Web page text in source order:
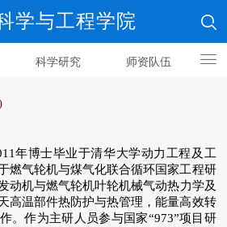
学与工程学院
科学研究 师资队伍
年博士毕业于清华大学动力工程及工
燃气轮机与煤气化联合循环国家工程研
动机与燃气轮机叶轮机械气动热力学及
高温部件热防护与热管理，能量高效转
。作为主研人员参与国家“973”项目研